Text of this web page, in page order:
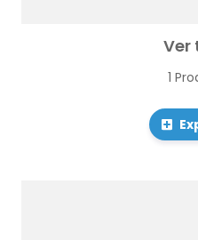
Ver
1